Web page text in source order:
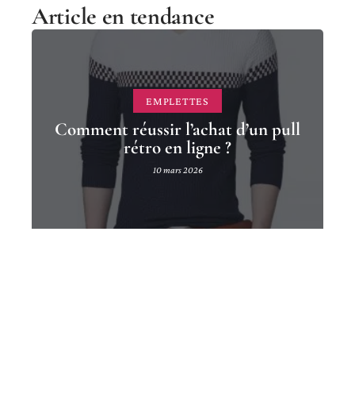
Article en tendance
EMPLETTES
Comment réussir l’achat d’un pull
rétro en ligne ?
10 mars 2026